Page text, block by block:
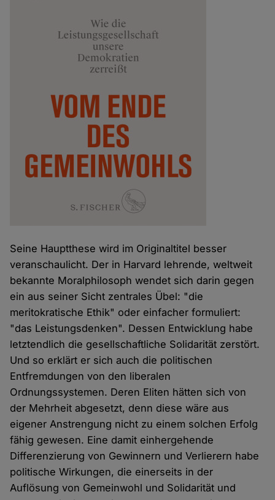
Seine Hauptthese wird im Originaltitel besser
veranschaulicht. Der in Harvard lehrende, weltweit
bekannte Moralphilosoph wendet sich darin gegen
ein aus seiner Sicht zentrales Übel: "die
meritokratische Ethik" oder einfacher formuliert:
"das Leistungsdenken". Dessen Entwicklung habe
letztendlich die gesellschaftliche Solidarität zerstört.
Und so erklärt er sich auch die politischen
Entfremdungen von den liberalen
Ordnungssystemen. Deren Eliten hätten sich von
der Mehrheit abgesetzt, denn diese wäre aus
eigener Anstrengung nicht zu einem solchen Erfolg
fähig gewesen. Eine damit einhergehende
Differenzierung von Gewinnern und Verlierern habe
politische Wirkungen, die einerseits in der
Auflösung von Gemeinwohl und Solidarität und